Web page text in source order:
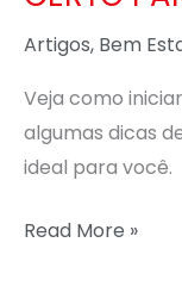
Artigos, Bem
Veja como
algumas dicas
ideal para você.
Read More »